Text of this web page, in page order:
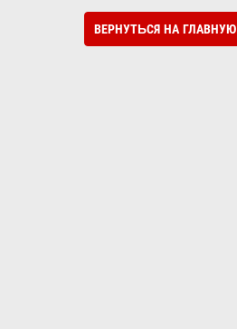
ВЕРНУТЬСЯ НА ГЛАВНУЮ